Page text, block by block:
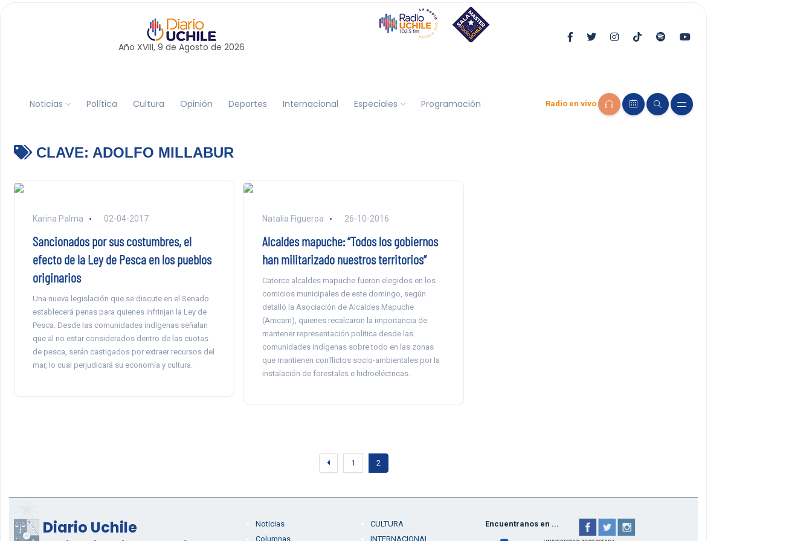
Año XVIII, 9 de Agosto de 2026
Noticias Política Cultura Opinión Deportes Internacional Especiales Programación Radio en vivo
CLAVE: ADOLFO MILLABUR
Karina Palma 02-04-2017
Sancionados por sus costumbres, el
efecto de la Ley de Pesca en los pueblos
originarios
Una nueva legislación que se discute en el Senado
establecerá penas para quienes infrinjan la Ley de
Pesca. Desde las comunidades indígenas señalan
que al no estar considerados dentro de las cuotas
de pesca, serán castigados por extraer recursos del
mar, lo cual perjudicará su economía y cultura.
Natalia Figueroa 26-10-2016
Alcaldes mapuche: “Todos los gobiernos
han militarizado nuestros territorios”
Catorce alcaldes mapuche fueron elegidos en los
comicios municipales de este domingo, según
detalló la Asociación de Alcaldes Mapuche
(Amcam), quienes recalcaron la importancia de
mantener representación política desde las
comunidades indígenas sobre todo en las zonas
que mantienen conflictos socio-ambientales por la
instalación de forestales e hidroeléctricas.
1 2
Diario Uchile
Noticias
Columnas
CULTURA
INTERNACIONAL
Encuentranos en ...